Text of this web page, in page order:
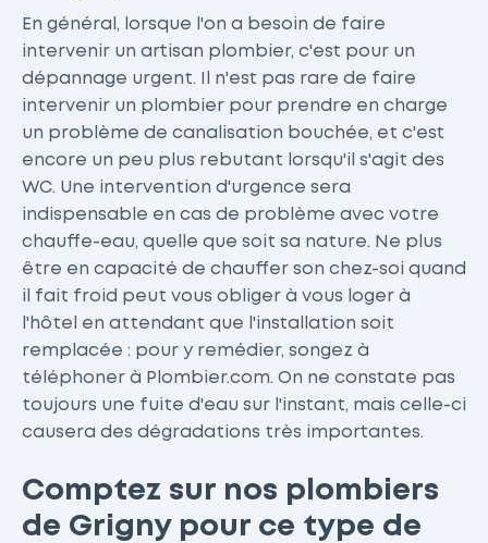
En général, lorsque l'on a besoin de faire
intervenir un artisan plombier, c'est pour un
dépannage urgent. Il n'est pas rare de faire
intervenir un plombier pour prendre en charge
un problème de canalisation bouchée, et c'est
encore un peu plus rebutant lorsqu'il s'agit des
WC. Une intervention d'urgence sera
indispensable en cas de problème avec votre
chauffe-eau, quelle que soit sa nature. Ne plus
être en capacité de chauffer son chez-soi quand
il fait froid peut vous obliger à vous loger à
l'hôtel en attendant que l'installation soit
remplacée : pour y remédier, songez à
téléphoner à Plombier.com. On ne constate pas
toujours une fuite d'eau sur l'instant, mais celle-ci
causera des dégradations très importantes.
Comptez sur nos plombiers
de Grigny pour ce type de